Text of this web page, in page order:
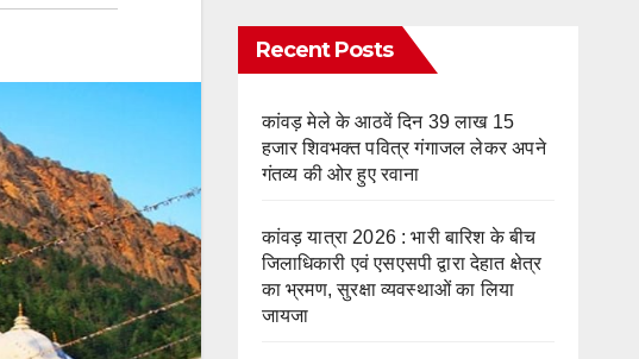
Recent Posts
कांवड़ मेले के आठवें दिन 39 लाख 15
हजार शिवभक्त पवित्र गंगाजल लेकर अपने
गंतव्य की ओर हुए रवाना
कांवड़ यात्रा 2026 : भारी बारिश के बीच
जिलाधिकारी एवं एसएसपी द्वारा देहात क्षेत्र
का भ्रमण, सुरक्षा व्यवस्थाओं का लिया
जायजा